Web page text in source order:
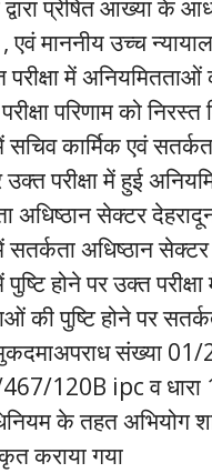
प्रेषित आख्या के
, एवं माननीय उच्च
में अनियमितताओं
परिणाम को निरस्त
सचिव कार्मिक एवं
उक्त परीक्षा में हुई
अधिष्ठान सेक्टर
अधिष्ठान सेक्टर
होने पर उक्त
की पुष्टि होने पर
संख्या 01/
120B ipc व धारा
के तहत अभियोग
कराया गया